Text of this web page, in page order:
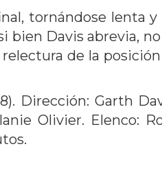
tornándose lenta
bien Davis abrevia,
de la
Dirección: Garth
Olivier. Elenco: